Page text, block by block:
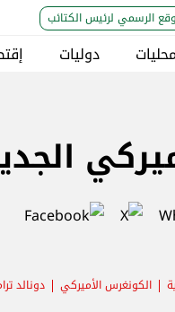
الرسمي لرئيس الكتائب
دوليات
الكونغرس الأميركي دونالد